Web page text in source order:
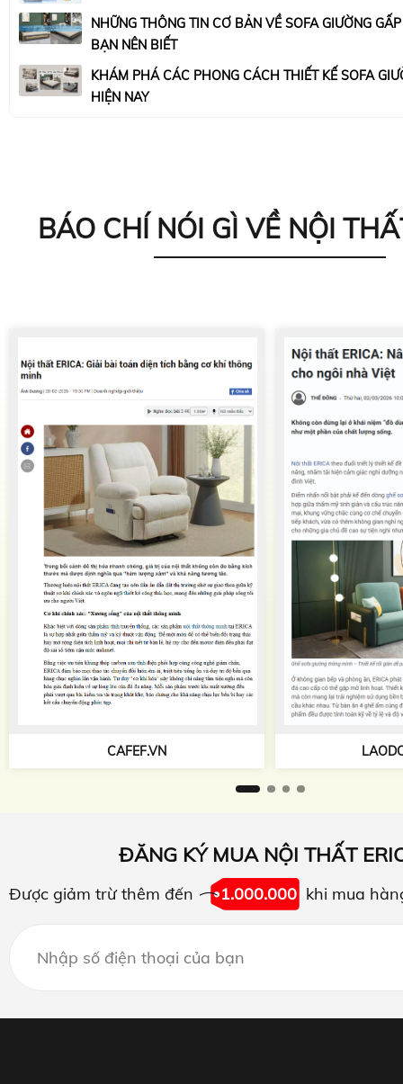
NHỮNG THÔNG TIN CƠ BẢN VỀ SOFA GIƯỜNG
BẠN NÊN BIẾT
KHÁM PHÁ CÁC PHONG CÁCH THIẾT KẾ SOFA
HIỆN NAY
BÁO CHÍ NÓI GÌ VỀ NỘI
LAODONG.VN
ĐĂNG KÝ MUA NỘI THẤT
Được giảm trừ thêm đến 1.000.000 khi mua